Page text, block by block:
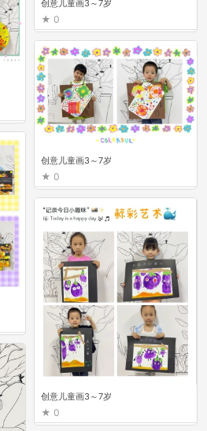
创意儿童画3～7岁
0
创意儿童画3～7岁
0
创意儿童画3～7岁
0